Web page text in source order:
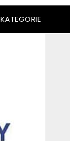
KATEGORIE